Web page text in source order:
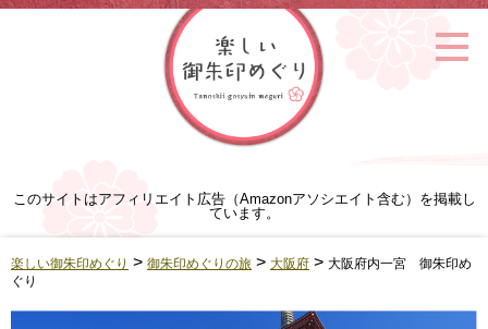
このサイトはアフィリエイト広告（Amazonアソシエイト含む）を掲載し
ています。
楽しい御朱印めぐり > 御朱印めぐりの旅 > 大阪府 > 大阪府内一宮 御朱印め
ぐり